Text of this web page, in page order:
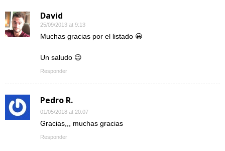
David
25/09/2013 at 9:13
Muchas gracias por el listado 😀
Un saludo 😉
Responder
Pedro R.
01/05/2018 at 20:07
Gracias,,, muchas gracias
Responder